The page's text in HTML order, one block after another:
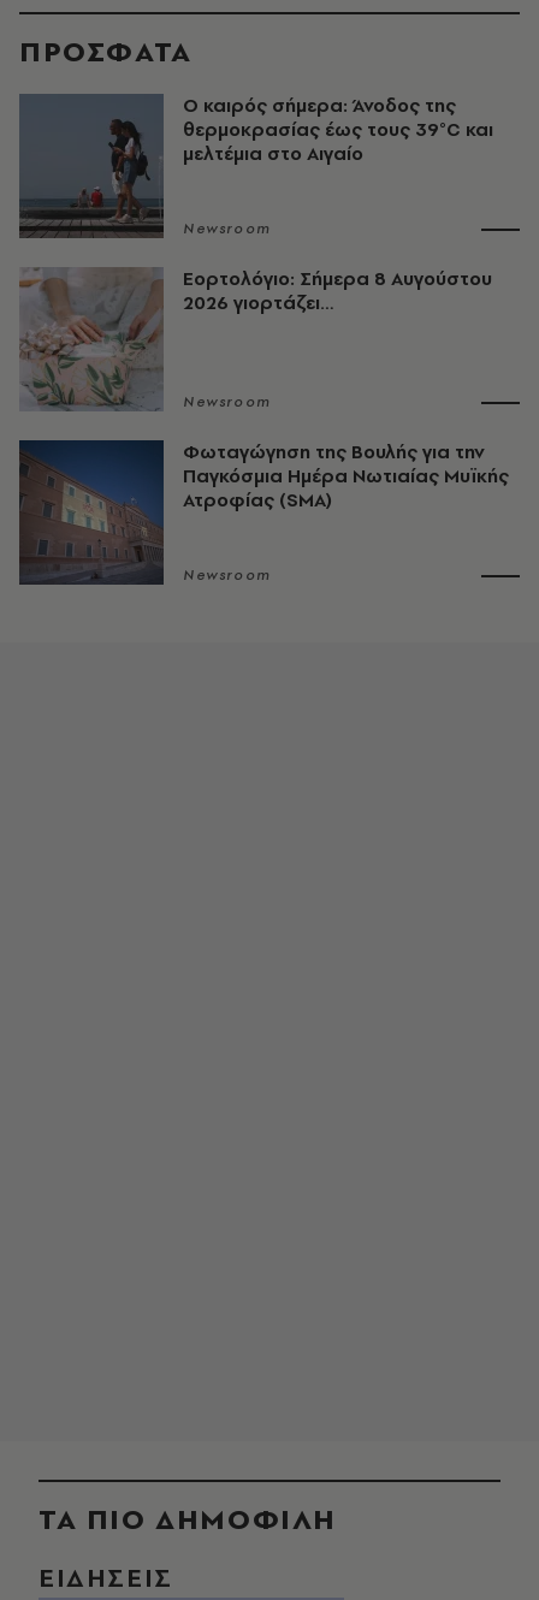
ΠΡΟΣΦΑΤΑ
Ο καιρός σήμερα: Άνοδος της
θερμοκρασίας έως τους 39°C και
μελτέμια στο Αιγαίο
Newsroom
Εορτολόγιο: Σήμερα 8 Αυγούστου
2026 γιορτάζει…
Newsroom
Φωταγώγηση της Βουλής για την
Παγκόσμια Ημέρα Νωτιαίας Μυϊκής
Ατροφίας (SMA)
Newsroom
ΤΑ ΠΙΟ ΔΗΜΟΦΙΛΗ
ΕΙΔΗΣΕΙΣ